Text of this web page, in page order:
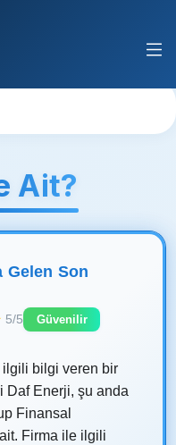
Ait?
Gelen Son
5/5 Güvenilir
ilgili bilgi veren bir
Daf Enerji, şu anda
Finansal
Firma ile ilgili